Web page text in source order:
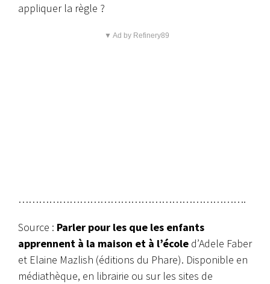
appliquer la règle ?
▼ Ad by Refinery89
………………………………………………………….
Source : Parler pour les que les enfants
apprennent à la maison et à l’école d’Adele Faber
et Elaine Mazlish (éditions du Phare). Disponible en
médiathèque, en librairie ou sur les sites de